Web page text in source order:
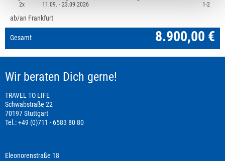
2x 11.09. -23.09.2026 1-2
ab/an Frankfurt
Gesamt 8.900,00 €
Wir beraten Dich gerne!
TRAVEL TO LIFE
Schwabstraße 22
70197 Stuttgart
Tel.: +49 (0)711 - 6583 80 80
Eleonorenstraße 18